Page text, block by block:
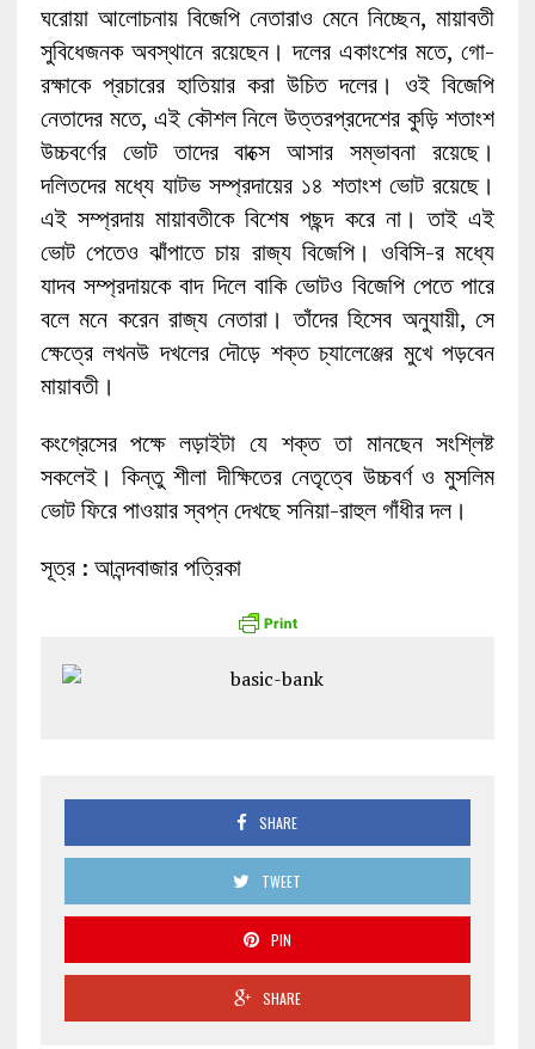
ঘরোয়া আলোচনায় বিজেপি নেতারাও মেনে নিচ্ছেন, মায়াবতী
সুবিধেজনক অবস্থানে রয়েছেন। দলের একাংশের মতে, গো-
রক্ষাকে প্রচারের হাতিয়ার করা উচিত দলের। ওই বিজেপি
নেতাদের মতে, এই কৌশল নিলে উত্তরপ্রদেশের কুড়ি শতাংশ
উচ্চবর্ণের ভোট তাদের বাক্সে আসার সম্ভাবনা রয়েছে।
দলিতদের মধ্যে যাটভ সম্প্রদায়ের ১৪ শতাংশ ভোট রয়েছে।
এই সম্প্রদায় মায়াবতীকে বিশেষ পছন্দ করে না। তাই এই
ভোট পেতেও ঝাঁপাতে চায় রাজ্য বিজেপি। ওবিসি-র মধ্যে
যাদব সম্প্রদায়কে বাদ দিলে বাকি ভোটও বিজেপি পেতে পারে
বলে মনে করেন রাজ্য নেতারা। তাঁদের হিসেব অনুযায়ী, সে
ক্ষেত্রে লখনউ দখলের দৌড়ে শক্ত চ্যালেঞ্জের মুখে পড়বেন
মায়াবতী।
কংগ্রেসের পক্ষে লড়াইটা যে শক্ত তা মানছেন সংশ্লিষ্ট
সকলেই। কিন্তু শীলা দীক্ষিতের নেতৃত্বে উচ্চবর্ণ ও মুসলিম
ভোট ফিরে পাওয়ার স্বপ্ন দেখছে সনিয়া-রাহুল গাঁধীর দল।
সূত্র : আনন্দবাজার পত্রিকা
SHARE
TWEET
PIN
SHARE